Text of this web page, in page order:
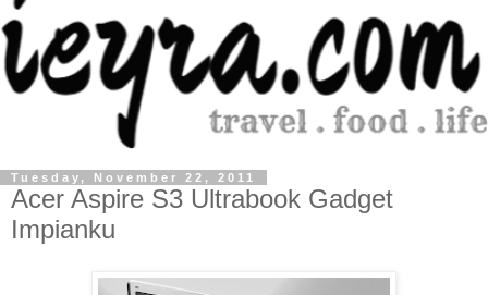
Tuesday, November 22, 2011
Acer Aspire S3 Ultrabook Gadget
Impianku